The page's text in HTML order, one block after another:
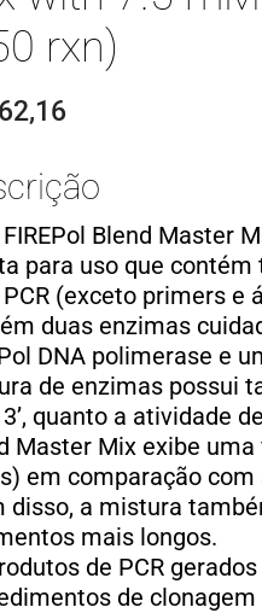
rxn)
FIREPol Blend Master
para uso que
(exceto primers e
duas enzimas
DNA polimerase e
de enzimas possui
quanto a atividade
Master Mix exibe
em comparação
disso, a mistura
mais longos.
de PCR
de